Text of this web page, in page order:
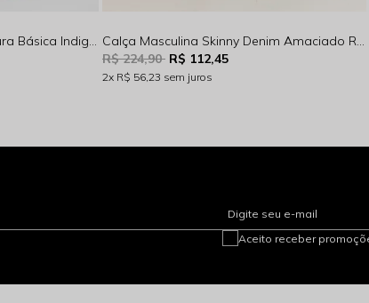
Calça Masculina Skinny Escura Básica Indigo Escuro Rocksham - RS00115
Calça Masculina Skinny Denim Amaciado Rocksham - 251020
R$ 224,90 R$ 112,45
2x R$ 56,23 sem juros
Digite seu e-mail
Aceito receber